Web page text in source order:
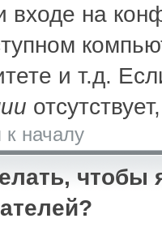
входе на
и т.д.
к началу
чтобы